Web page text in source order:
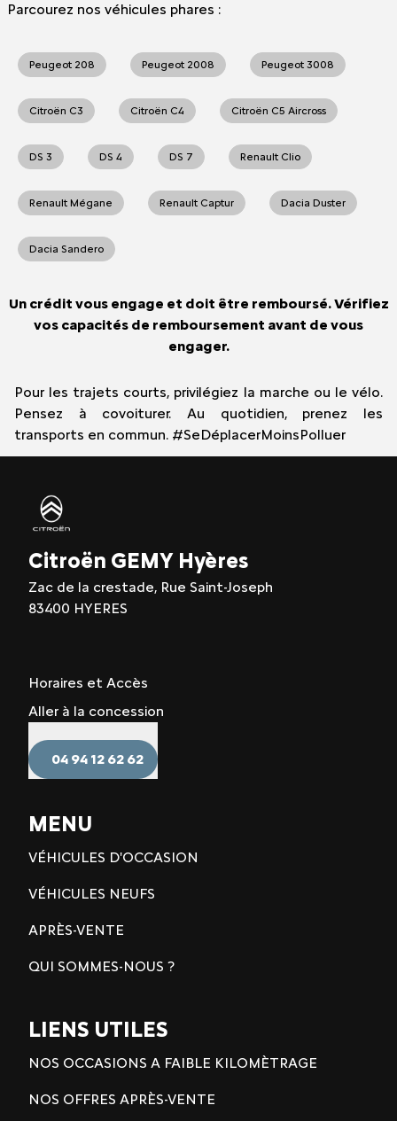
Parcourez nos véhicules phares :
Peugeot 208 Peugeot 2008 Peugeot 3008
Citroën C3 Citroën C4 Citroën C5 Aircross
DS 3 DS 4 DS 7 Renault Clio
Renault Mégane Renault Captur Dacia Duster
Dacia Sandero
Un crédit vous engage et doit être remboursé. Vérifiez
vos capacités de remboursement avant de vous
engager.
Pour les trajets courts, privilégiez la marche ou le vélo.
Pensez à covoiturer. Au quotidien, prenez les
transports en commun. #SeDéplacerMoinsPolluer
Citroën GEMY Hyères
Zac de la crestade, Rue Saint-Joseph
83400 HYERES
Horaires et Accès
Aller à la concession
04 94 12 62 62
MENU
VÉHICULES D'OCCASION
VÉHICULES NEUFS
APRÈS-VENTE
QUI SOMMES-NOUS ?
LIENS UTILES
NOS OCCASIONS A FAIBLE KILOMÈTRAGE
NOS OFFRES APRÈS-VENTE